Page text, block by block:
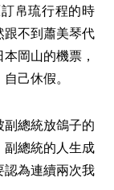
帛琉行程的時
跟不到蕭美琴代
岡山的機票，
己休假。
總統放鴿子的
總統的人生成
為連續兩次我